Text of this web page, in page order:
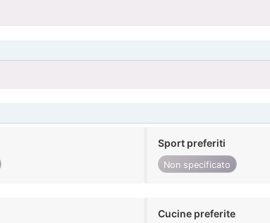
Sport preferiti
Non specificato
Cucine preferite